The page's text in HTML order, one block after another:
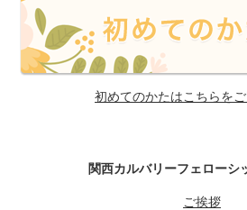
初めてのかたはこちらを
関西カルバリーフェローシ
ご挨拶